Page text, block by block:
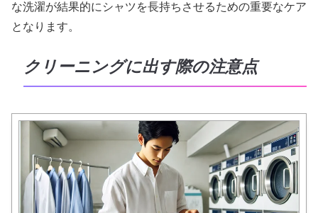
な洗濯が結果的にシャツを長持ちさせるための重要なケア
となります。
クリーニングに出す際の注意点